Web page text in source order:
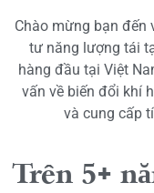
Chào mừng bạn đến
tư năng lượng tái
hàng đầu tại Việt
vấn về biến đổi khí
và cung cấp
Trên 5+